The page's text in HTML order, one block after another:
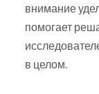
внимание
помогает
в целом.